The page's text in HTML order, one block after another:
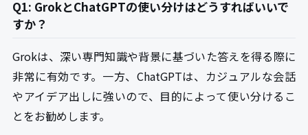
Q1: GrokとChatGPTの使い分けはどうすればいいで
すか？
Grokは、深い専門知識や背景に基づいた答えを得る際に
非常に有効です。一方、ChatGPTは、カジュアルな会話
やアイデア出しに強いので、目的によって使い分けるこ
とをお勧めします。